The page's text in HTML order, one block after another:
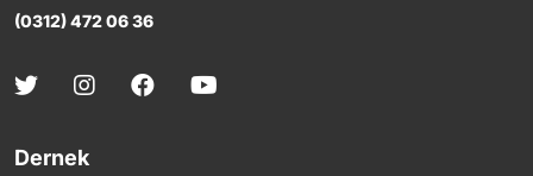
(0312) 472 06 36
Dernek